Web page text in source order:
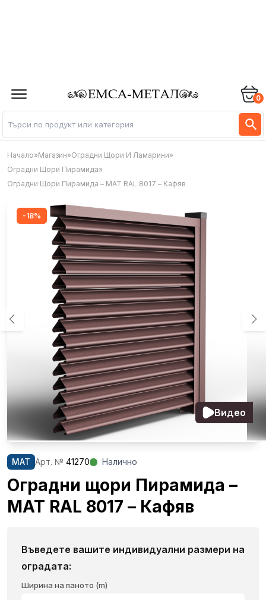
0
Начало»Магазин»Оградни Щори И Ламарини»
Оградни Щори Пирамида»
Оградни Щори Пирамида – MAT RAL 8017 – Кафяв
-18%
-18%
Видео
MAT Aрт. № 41270 Налично
Оградни щори Пирамида –
MAT RAL 8017 – Кафяв
Въведете вашите индивидуални размери на
оградата:
Ширина на паното (m)